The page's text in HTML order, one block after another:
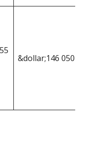
&dollar;146 050